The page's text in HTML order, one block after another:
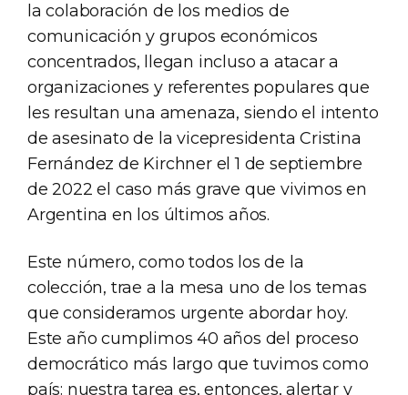
la colaboración de los medios de
comunicación y grupos económicos
concentrados, llegan incluso a atacar a
organizaciones y referentes populares que
les resultan una amenaza, siendo el intento
de asesinato de la vicepresidenta Cristina
Fernández de Kirchner el 1 de septiembre
de 2022 el caso más grave que vivimos en
Argentina en los últimos años.
Este número, como todos los de la
colección, trae a la mesa uno de los temas
que consideramos urgente abordar hoy.
Este año cumplimos 40 años del proceso
democrático más largo que tuvimos como
país: nuestra tarea es, entonces, alertar y